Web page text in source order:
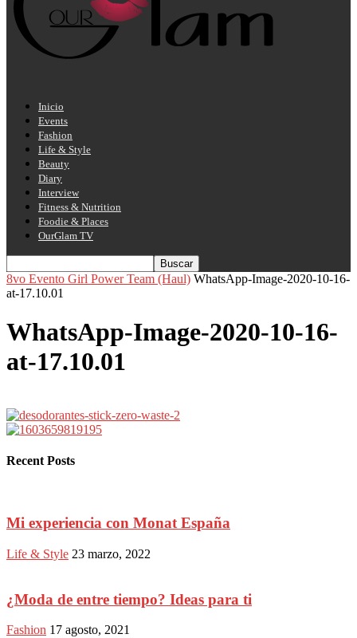
Inicio
Events
Fashion
Life & Style
Beauty
Diary
Interview
Fitness & Nutrition
Foodie & Places
OurGlam TV
8vo Evento Girl Power Team (Haul) WhatsApp-Image-2020-10-16-
at-17.10.01
WhatsApp-Image-2020-10-16-
at-17.10.01
Recent Posts
Mi experiencia con Monat España
Life & Style 23 marzo, 2022
¿Moda de entre tiempo? Ideas para ti
Fashion 17 agosto, 2021